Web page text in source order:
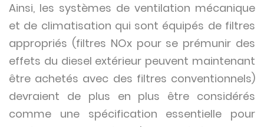
Ainsi, les systèmes de ventilation mécanique
et de climatisation qui sont équipés de filtres
appropriés (filtres NOx pour se prémunir des
effets du diesel extérieur peuvent maintenant
être achetés avec des filtres conventionnels)
devraient de plus en plus être considérés
comme une spécification essentielle pour